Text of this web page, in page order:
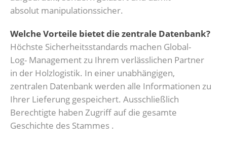
absolut manipulationssicher.
Welche Vorteile bietet die zentrale Datenbank?
Höchste Sicherheitsstandards machen Global-
Log- Management zu Ihrem verlässlichen Partner
in der Holzlogistik. In einer unabhängigen,
zentralen Datenbank werden alle Informationen zu
Ihrer Lieferung gespeichert. Ausschließlich
Berechtigte haben Zugriff auf die gesamte
Geschichte des Stammes .